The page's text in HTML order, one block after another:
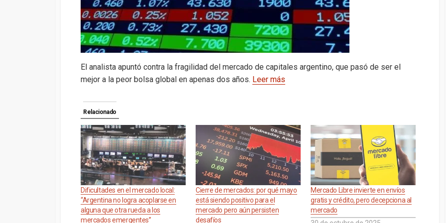
El analista apuntó contra la fragilidad del mercado de capitales argentino, que pasó de ser el
mejor a la peor bolsa global en apenas dos años. Leer más
Relacionado
Dificultades en el mercado local:
“Argentina no logra acoplarse en
alguna que otra rueda a los
mercados emergentes”
Cierre de mercados: por qué mayo
está siendo positivo para el
mercado pero aún persisten
desafíos
Mercado Libre invierte en envíos
gratis y crédito, pero decepciona al
mercado